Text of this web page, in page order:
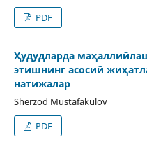
PDF
Ҳудудларда
этишнинг асосий
натижалар
Sherzod Mustafakulov
PDF